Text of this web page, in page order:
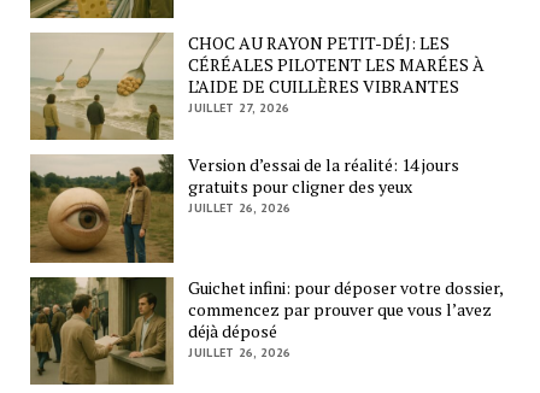
CHOC AU RAYON PETIT-DÉJ: LES
CÉRÉALES PILOTENT LES MARÉES À
L’AIDE DE CUILLÈRES VIBRANTES
JUILLET 27, 2026
Version d’essai de la réalité: 14 jours
gratuits pour cligner des yeux
JUILLET 26, 2026
Guichet infini: pour déposer votre dossier,
commencez par prouver que vous l’avez
déjà déposé
JUILLET 26, 2026